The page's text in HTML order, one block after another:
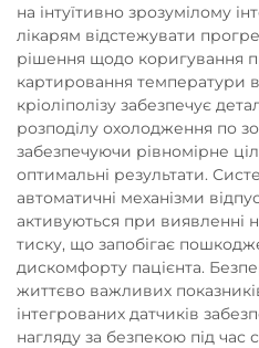
на інтуїтивно зрозумілому
лікарям відстежувати
рішення щодо коригування
картировання температури
кріоліполізу забезпечує
розподілу охолодження по
забезпечуючи рівномірне
оптимальні результати.
автоматичні механізми
активуються при виявленні
тиску, що запобігає
дискомфорту пацієнта.
життєво важливих
інтегрованих датчиків
нагляду за безпекою під час